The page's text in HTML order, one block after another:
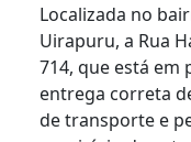
Localizada no
Uirapuru, a Rua
714, que está em
entrega correta
de transporte e